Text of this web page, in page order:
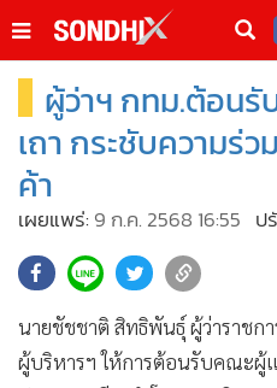
ดต
หน้าหลัก
SondhiX
•
• World Talk
• ผู้เฒ่าเล่าเรื่อง
ข่าวลึกปมลับ
• Exclusive Health
ผู้ว่าฯ กทม.ต้อน
เถา กระชับความร่
ค้า
เผยแพร่: 9 ก.ค. 2568 16:55 ป
นายชัชชาติ สิทธิพันธุ์ ผู้ว่าราช
ผู้บริหารฯ ให้การต้อนรับคณะผู้